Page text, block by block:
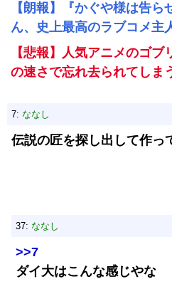
【朗報】『かぐや様は告ら
ん、史上最高のラブコメ主
【悲報】人気アニメのゴ
の速さで忘れ去られてしま
7: ななし
伝説の匠を探し出して作っ
37: ななし
>>7
ダイ大はこんな感じやな